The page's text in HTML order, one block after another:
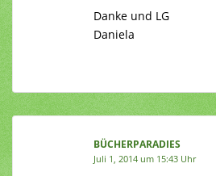
Danke und LG
Daniela
BÜCHERPARADIES
Juli 1, 2014 um 15:43 Uhr